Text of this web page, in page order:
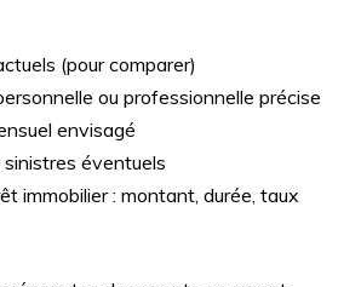
(pour comparer)
ou professionnelle précise
envisagé
sinistres éventuels
immobilier : montant, durée, taux